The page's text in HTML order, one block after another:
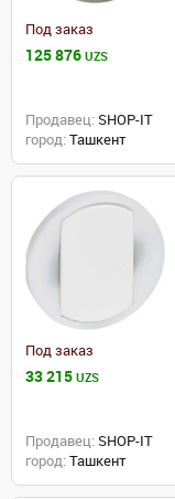
Под заказ
125 876 UZS
Продавец: SHOP-IT
город: Ташкент
Под заказ
33 215 UZS
Продавец: SHOP-IT
город: Ташкент